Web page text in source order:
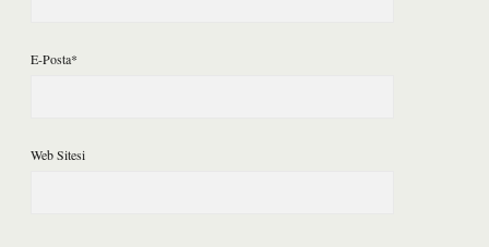
E-Posta*
Web Sitesi